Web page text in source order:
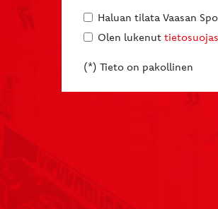
Haluan tilata Vaasan
Olen lukenut
(*) Tieto on pakollinen